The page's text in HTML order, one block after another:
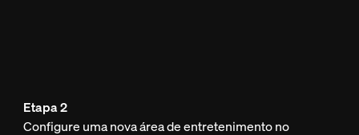
Etapa 2
Configure uma nova área de entretenimento no